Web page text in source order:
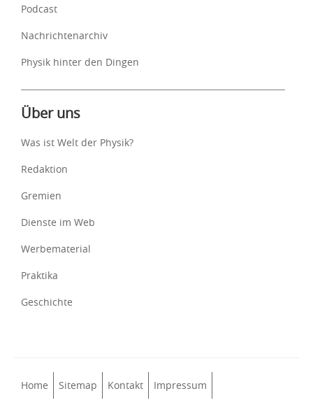
Podcast
Nachrichtenarchiv
Physik hinter den Dingen
Über uns
Was ist Welt der Physik?
Redaktion
Gremien
Dienste im Web
Werbematerial
Praktika
Geschichte
Home Sitemap Kontakt Impressum